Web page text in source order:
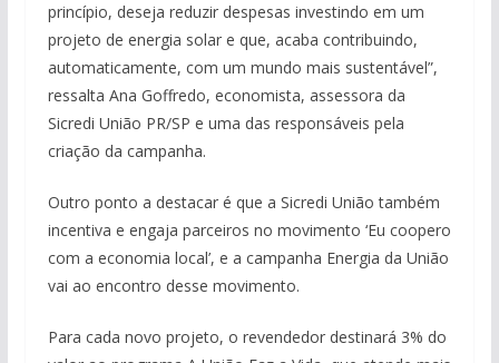
princípio, deseja reduzir despesas investindo em um
projeto de energia solar e que, acaba contribuindo,
automaticamente, com um mundo mais sustentável”,
ressalta Ana Goffredo, economista, assessora da
Sicredi União PR/SP e uma das responsáveis pela
criação da campanha.
Outro ponto a destacar é que a Sicredi União também
incentiva e engaja parceiros no movimento ‘Eu coopero
com a economia local’, e a campanha Energia da União
vai ao encontro desse movimento.
Para cada novo projeto, o revendedor destinará 3% do